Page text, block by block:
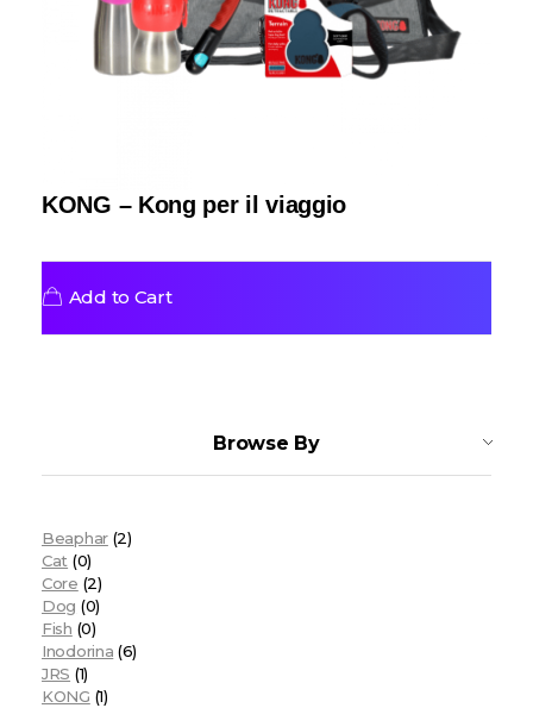
KONG – Kong per il viaggio
Add to Cart
Browse By
Beaphar (2)
Cat (0)
Core (2)
Dog (0)
Fish (0)
Inodorina (6)
JRS (1)
KONG (1)